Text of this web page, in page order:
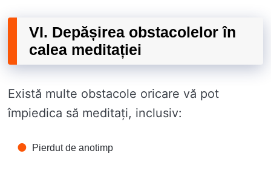
VI. Depășirea obstacolelor în
calea meditației
Există multe obstacole oricare vă pot
împiedica să meditați, inclusiv:
Pierdut de anotimp